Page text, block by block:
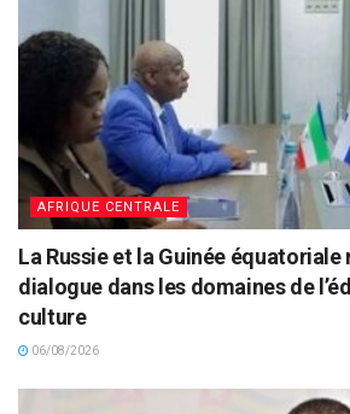
AFRIQUE CENTRALE
La Russie et la Guinée
dialogue dans les domaines de
culture
06/08/2026